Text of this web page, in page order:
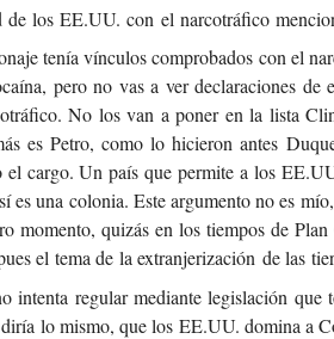
los EE.UU. con el narcotráfico
tenía vínculos comprobados con el
pero no vas a ver declaraciones
No los van a poner en la lista
es Petro, como lo hicieron antes
el cargo. Un país que permite a los
es una colonia. Este argumento no es
momento, quizás en los tiempos de Plan
el tema de la extranjerización de las
intenta regular mediante legislación que
lo mismo, que los EE.UU. domina a